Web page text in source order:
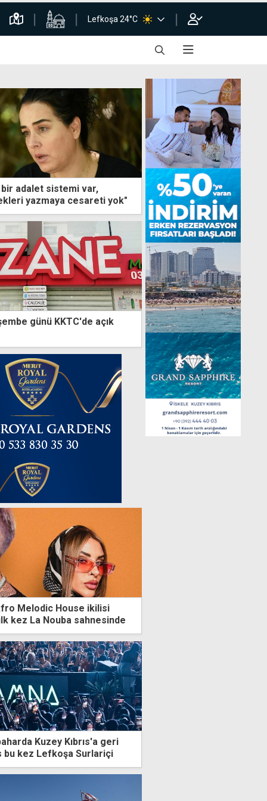
Lefkoşa 24°C
adalet sistemi var,
yazmaya cesareti yok"
günü KKTC'de açık
Melodic House ikilisi
kez La Nouba sahnesinde
Kuzey Kıbrıs'a geri
bu kez Lefkoşa Surlariçi